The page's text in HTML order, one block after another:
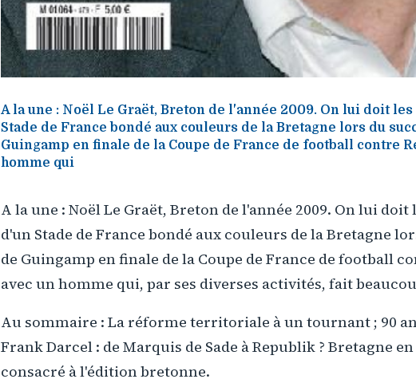
A la une : Noël Le Graët, Breton de l'année 2009. On lui doit
Stade de France bondé aux couleurs de la Bretagne lors du
Guingamp en finale de la Coupe de France de football contre
homme qui
A la une : Noël Le Graët, Breton de l'année 2009. On lui
d'un Stade de France bondé aux couleurs de la Bretagne
de Guingamp en finale de la Coupe de France de football
avec un homme qui, par ses diverses activités, fait
Au sommaire : La réforme territoriale à un tournant ; 90
Frank Darcel : de Marquis de Sade à Republik ? Bretagne
consacré à l'édition bretonne.